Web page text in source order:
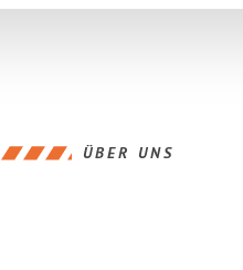
ÜBER UNS